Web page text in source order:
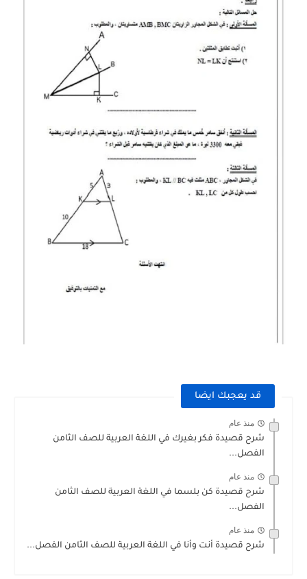
قد يعجبك ايضا
منذ عام
شرح قصيدة فكر بغيرك في اللغة العربية للصف الثامن
الفصل...
منذ عام
شرح قصيدة كن بلسما في اللغة العربية للصف الثامن
الفصل...
منذ عام
شرح قصيدة أنت وأنا في اللغة العربية للصف الثامن الفصل...